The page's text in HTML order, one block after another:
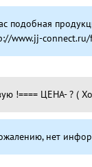
подобная
www.jj-connect.ru/
!==== ЦЕНА- ? (
нет